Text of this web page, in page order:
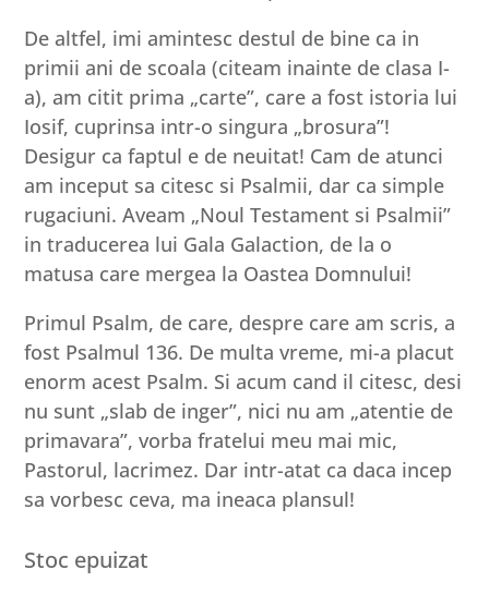
De altfel, imi amintesc destul de bine ca in
primii ani de scoala (citeam inainte de clasa I-
a), am citit prima „carte”, care a fost istoria lui
Iosif, cuprinsa intr-o singura „brosura”!
Desigur ca faptul e de neuitat! Cam de atunci
am inceput sa citesc si Psalmii, dar ca simple
rugaciuni. Aveam „Noul Testament si Psalmii”
in traducerea lui Gala Galaction, de la o
matusa care mergea la Oastea Domnului!
Primul Psalm, de care, despre care am scris, a
fost Psalmul 136. De multa vreme, mi-a placut
enorm acest Psalm. Si acum cand il citesc, desi
nu sunt „slab de inger”, nici nu am „atentie de
primavara”, vorba fratelui meu mai mic,
Pastorul, lacrimez. Dar intr-atat ca daca incep
sa vorbesc ceva, ma ineaca plansul!
Stoc epuizat